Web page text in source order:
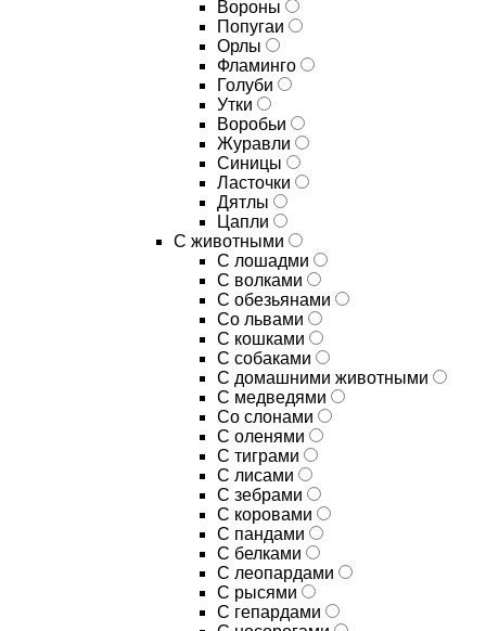
Вороны
Попугаи
Орлы
Фламинго
Голуби
Утки
Воробьи
Журавли
Синицы
Ласточки
Дятлы
Цапли
С животными
С лошадми
С волками
С обезьянами
Со львами
С кошками
С собаками
С домашними животными
С медведями
Со слонами
С оленями
С тиграми
С лисами
С зебрами
С коровами
С пандами
С белками
С леопардами
С рысями
С гепардами